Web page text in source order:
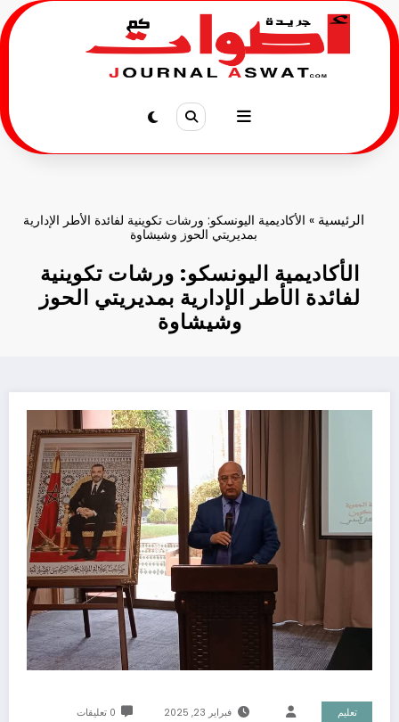
التجاوز
إلى
المحتوى
الرئيسية » الأكاديمية اليونسكو: ورشات تكوينية لفائدة الأطر الإدارية
بمديريتي الحوز وشيشاوة
الأكاديمية اليونسكو: ورشات تكوينية
لفائدة الأطر الإدارية بمديريتي الحوز
وشيشاوة
تعليم فبراير 23, 2025 0 تعليقات